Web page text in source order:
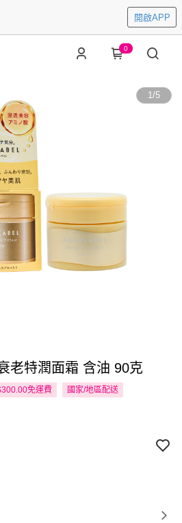
開啟APP
0
1/5
老特潤面霜 含油 90克
免運費 國家/地區配送